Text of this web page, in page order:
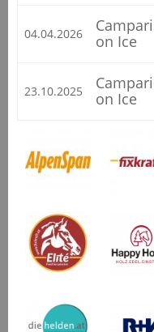
04.04.2026
Campari
on Ice
23.10.2025
Campari
on Ice